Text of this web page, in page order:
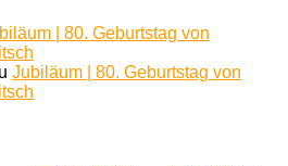
| 80. Geburtstag von
Jubiläum | 80. Geburtstag von